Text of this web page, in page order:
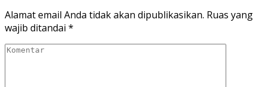
Alamat email Anda tidak akan dipublikasikan. Ruas yang
wajib ditandai *